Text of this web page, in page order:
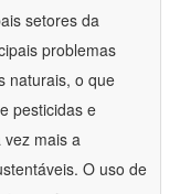
setores da
problemas
naturais, o que
pesticidas e
vez mais a
O uso de